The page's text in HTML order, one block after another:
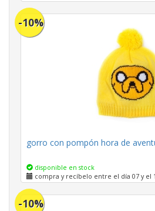
-10%
gorro con pompón hora de
disponible en stock
compra y recíbelo entre el día 07 y el
-10%